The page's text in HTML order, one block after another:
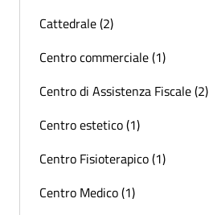
Cattedrale (2)
Centro commerciale (1)
Centro di Assistenza Fiscale (2)
Centro estetico (1)
Centro Fisioterapico (1)
Centro Medico (1)